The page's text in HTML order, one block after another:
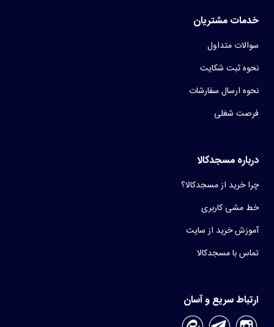
خدمات مشتریان
سوالات متداول
نحوه ثبت شکایت
نحوه ارسال سفارشات
فرصت شغلی
درباره مسجدکالا
چرا خرید از مسجدکالا؟
خط مشی کاربری
آموزش خرید از سایت
تماس با مسجدکالا
ارتباط سریع و آسان